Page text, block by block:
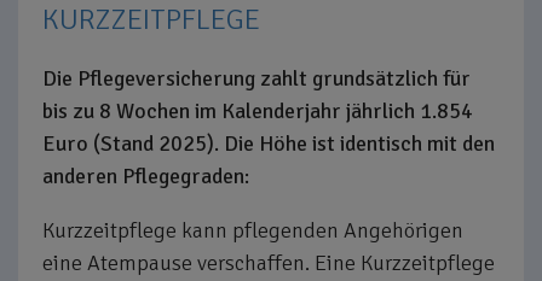
KURZZEITPFLEGE
Die Pflegeversicherung zahlt grundsätzlich für
bis zu 8 Wochen im Kalenderjahr jährlich 1.854
Euro (Stand 2025). Die Höhe ist identisch mit den
anderen Pflegegraden:
Kurzzeitpflege kann pflegenden Angehörigen
eine Atempause verschaffen. Eine Kurzzeitpflege